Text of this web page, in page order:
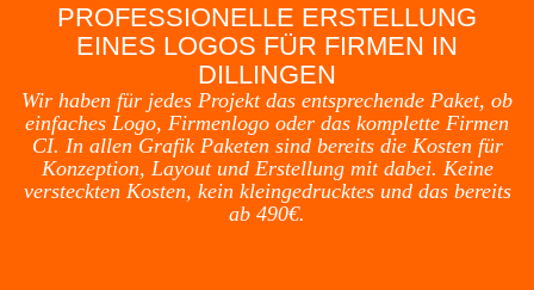
PROFESSIONELLE ERSTELLUNG
EINES LOGOS FÜR FIRMEN IN
DILLINGEN
Wir haben für jedes Projekt das entsprechende Paket, ob
einfaches Logo, Firmenlogo oder das komplette Firmen
CI. In allen Grafik Paketen sind bereits die Kosten für
Konzeption, Layout und Erstellung mit dabei. Keine
versteckten Kosten, kein kleingedrucktes und das bereits
ab 490€.